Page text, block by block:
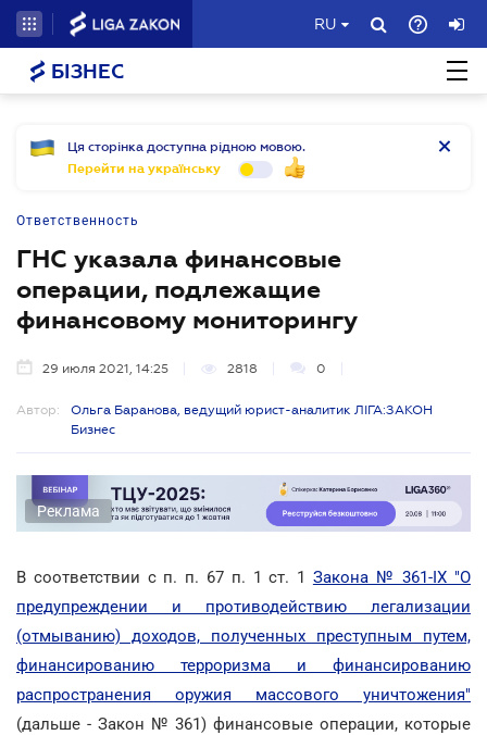
RU
БІЗНЕС
Ця сторінка доступна рідною мовою.
Перейти на українську
Ответственность
ГНС указала финансовые
операции, подлежащие
финансовому мониторингу
29 июля 2021, 14:25 2818 0
Автор:
Ольга Баранова, ведущий юрист-аналитик ЛІГА:ЗАКОН
Бизнес
Реклама
В соответствии с п. п. 67 п. 1 ст. 1 Закона № 361-IX "О
предупреждении и противодействию легализации
(отмыванию) доходов, полученных преступным путем,
финансированию терроризма и финансированию
распространения оружия массового уничтожения"
(дальше - Закон № 361) финансовые операции, которые